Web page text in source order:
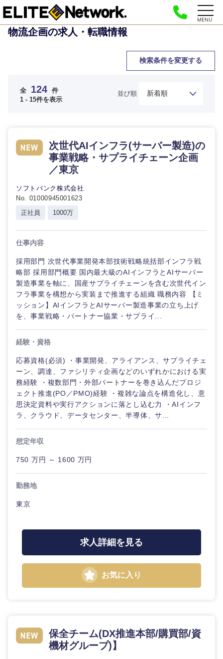
MENU
物流企画の求人・転職情報
検索条件を変更する
ご希望の職種を選択してください
経営企
画・事業
企画
ド
管理
マーケテ
クリエイ
すべての経営企画・事業企
画
M&A・事業投資
経営企画
ご希望の職種を選択してください
経営企画・事業企画
管理
SCM
コンサルタント
ご希望の業界を選択してください
商社・卸
エネルギー・資源・環境
素材・化学・金属
メディカル・ヘルスケア・ライフサイエンス
建設・不動産
ご希望の勤務地を選択してください
北海道・東北地方
北海道
ご希望条件を入力ください
希望年収
推奨年齢
フリーワード
こだわり条件を入力ください
急募 第二新卒
全 124 件
1 - 15件を表示
並び順
次世代AIインフラ(サーバー製造)の
事業戦略・サプライチェーン企画
／東京
ソフトバンク株式会社
No. 01000945001623
正社員
1000万
仕事内容
採用部門 次世代事業開発本部技術戦略統括部インフラ戦
略部 採用部門概要 国内最大級のAIインフラとAIサーバー
製造事業を軸に、国産サプライチェーンを含む次世代イン
フラ事業を構想から実装まで推進する組織 職務内容 【ミ
ッション】AIインフラとAIサーバー製造事業の立ち上げ
を、事業戦略・パートナー協業・サプライ...
経験・資格
応募資格(必須) ・事業開発、アライアンス、サプライチェ
ーン、調達、ファシリティ企画などのいずれかにおける実
務経験 ・複数部門・外部パートナーを巻き込んだプロジ
ェクト推進(PO／PMO)経験 ・複雑な論点を構造化し、意
思決定資料や実行アクションに落とし込む力 ・AIインフ
ラ、クラウド、データセンター、半導体、サ...
想定年収
750 万円 ～ 1600 万円
勤務地
東京
求人詳細を見る
お気に入り
保全チーム(DX推進本部/購買部/資
機材グループ)】